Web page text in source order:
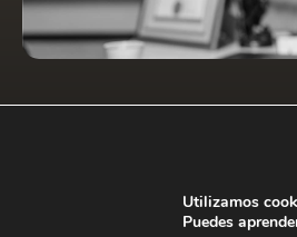
abogados con amplia
Derecho Mercantil y
Utilizamos
Puedes